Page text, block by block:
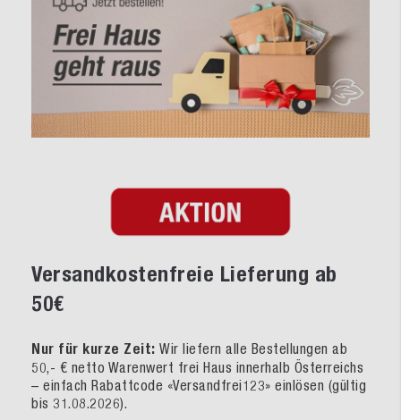
Versandkostenfreie Lieferung ab
50€
Nur für kurze Zeit: Wir liefern alle Bestellungen ab
50,- € netto Warenwert frei Haus innerhalb Österreichs
– einfach Rabattcode «Versandfrei123» einlösen (gültig
bis 31.08.2026).